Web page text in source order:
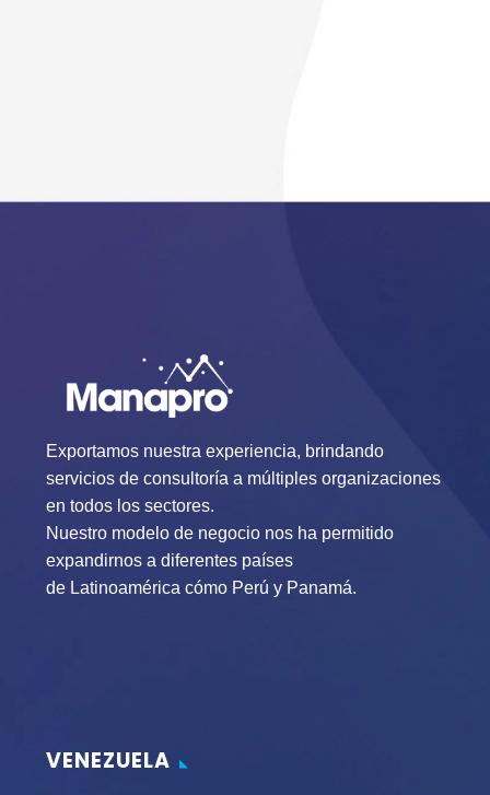
Exportamos nuestra experiencia, brindando
servicios de consultoría a múltiples organizaciones
en todos los sectores.
Nuestro modelo de negocio nos ha permitido
expandirnos a diferentes países
de Latinoamérica cómo Perú y Panamá.
VENEZUELA